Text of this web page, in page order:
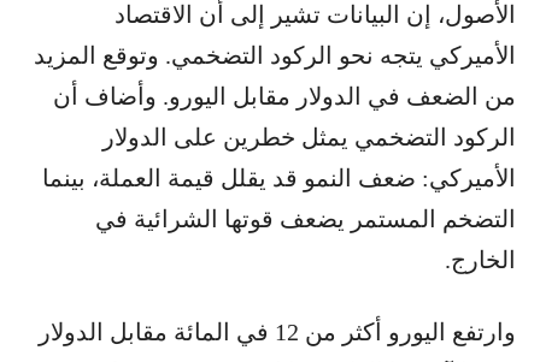
الأصول، إن البيانات تشير إلى أن الاقتصاد
الأميركي يتجه نحو الركود التضخمي. وتوقع المزيد
من الضعف في الدولار مقابل اليورو. وأضاف أن
الركود التضخمي يمثل خطرين على الدولار
الأميركي: ضعف النمو قد يقلل قيمة العملة، بينما
التضخم المستمر يضعف قوتها الشرائية في
الخارج.
وارتفع اليورو أكثر من 12 في المائة مقابل الدولار